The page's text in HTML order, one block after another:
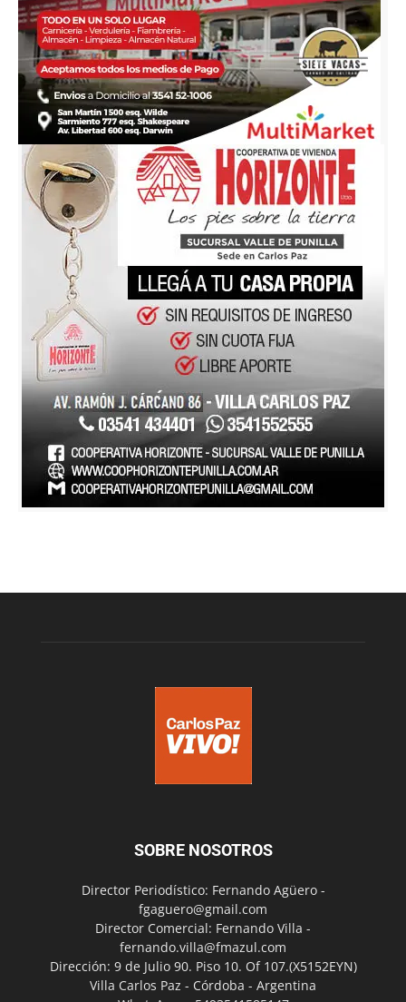
SOBRE NOSOTROS
Director Periodístico: Fernando Agüero -
fgaguero@gmail.com
Director Comercial: Fernando Villa -
fernando.villa@fmazul.com
Dirección: 9 de Julio 90. Piso 10. Of 107.(X5152EYN)
Villa Carlos Paz - Córdoba - Argentina